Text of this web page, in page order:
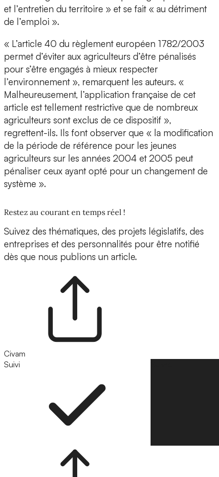
et l’entretien du territoire » et se fait « au détriment
de l’emploi ».
« L’article 40 du règlement européen 1782/2003
permet d’éviter aux agriculteurs d’être pénalisés
pour s’être engagés à mieux respecter
l’environnement », remarquent les auteurs. «
Malheureusement, l’application française de cet
article est tellement restrictive que de nombreux
agriculteurs sont exclus de ce dispositif »,
regrettent-ils. Ils font observer que « la modification
de la période de référence pour les jeunes
agriculteurs sur les années 2004 et 2005 peut
pénaliser ceux ayant opté pour un changement de
système ».
Restez au courant en temps réel !
Suivez des thématiques, des projets législatifs, des
entreprises et des personnalités pour être notifié
dès que nous publions un article.
Civam
Suivi